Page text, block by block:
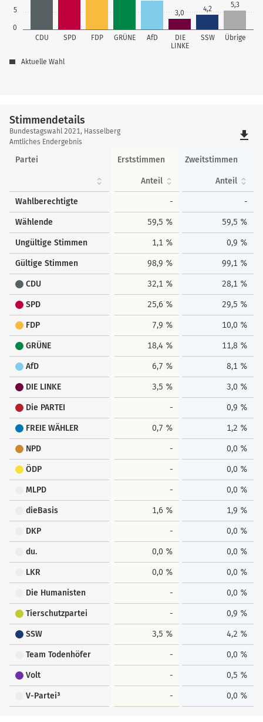
0
5
CDU SPD FDP GRÜNE AfD
DIE
LINKE
SSW Übrige
3,0 4,2 5,3
Aktuelle Wahl
Stimmendetails
Stimmendetails
Bundestagswahl 2021, Hasselberg
Amtliches Endergebnis
file_download
Partei Erststimmen Zweitstimmen
Anteil Anteil
Wahlberechtigte - -
Wählende 59,5 % 59,5 %
Ungültige Stimmen 1,1 % 0,9 %
Gültige Stimmen 98,9 % 99,1 %
CDU 32,1 % 28,1 %
SPD 25,6 % 29,5 %
FDP 7,9 % 10,0 %
GRÜNE 18,4 % 11,8 %
AfD 6,7 % 8,1 %
DIE LINKE 3,5 % 3,0 %
Die PARTEI - 0,9 %
FREIE WÄHLER 0,7 % 1,2 %
NPD - 0,0 %
ÖDP - 0,0 %
MLPD - 0,0 %
dieBasis 1,6 % 1,9 %
DKP - 0,0 %
du. 0,0 % 0,0 %
LKR 0,0 % 0,0 %
Die Humanisten - 0,0 %
Tierschutzpartei - 0,9 %
SSW 3,5 % 4,2 %
Team Todenhöfer - 0,0 %
Volt - 0,5 %
V-Partei³ - 0,0 %